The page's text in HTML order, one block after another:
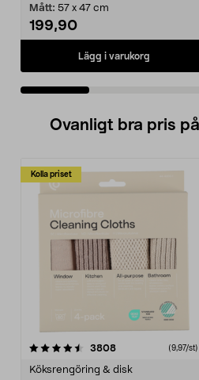
Mått: 57 x 47 cm
199,90
Lägg i varukorg
Ovanligt bra pris
Kolla priset
3808recensioner (9,97/st)
Köksrengöring & disk
4.0av 5 stjärnor